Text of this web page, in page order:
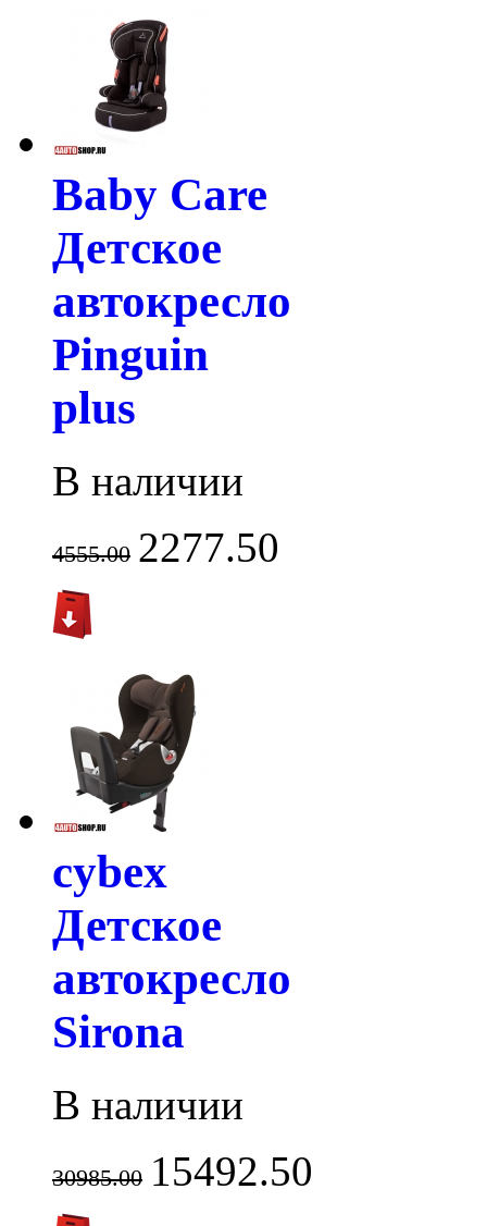
Baby Care
Детское
автокресло
Pinguin
plus
В наличии
4555.00 2277.50
cybex
Детское
автокресло
Sirona
В наличии
30985.00 15492.50